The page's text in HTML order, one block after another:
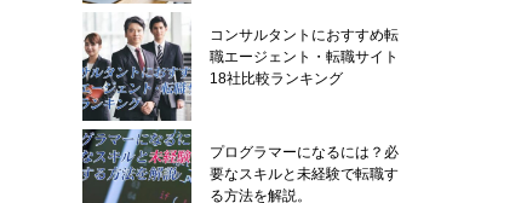
コンサルタントにおすすめ転
職エージェント・転職サイト
18社比較ランキング
プログラマーになるには？必
要なスキルと未経験で転職す
る方法を解説。